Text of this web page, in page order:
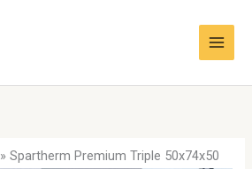
»Spartherm Premium Triple 50x74x50